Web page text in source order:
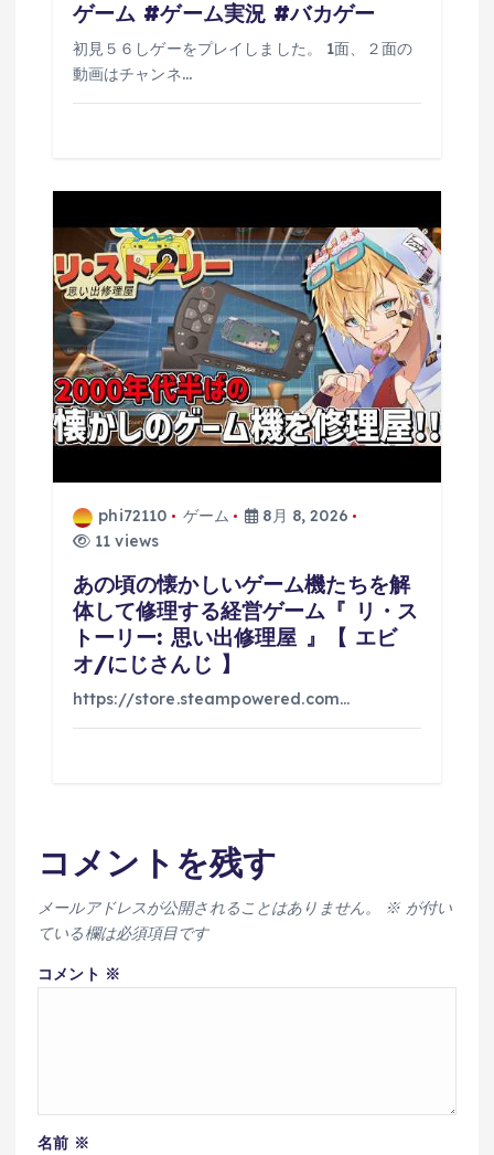
ゲーム #ゲーム実況 #バカゲー
初見５６しゲーをプレイしました。 1面、２面の
動画はチャンネ…
phi72110 ゲーム
8月 8, 2026
11 views
あの頃の懐かしいゲーム機たちを解
体して修理する経営ゲーム『 リ・ス
トーリー: 思い出修理屋 』【 エビ
オ/にじさんじ 】
https://store.steampowered.com…
コメントを残す
メールアドレスが公開されることはありません。 ※が付い
ている欄は必須項目です
コメント ※
名前 ※